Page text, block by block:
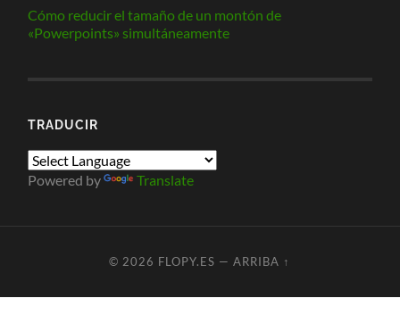
Cómo reducir el tamaño de un montón de
«Powerpoints» simultáneamente
TRADUCIR
Powered by Translate
© 2026 FLOPY.ES —ARRIBA ↑